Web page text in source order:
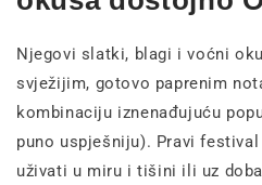
Njegovi slatki, blagi i voćni
svježijim, gotovo paprenim
kombinaciju iznenađujuću
puno uspješniju). Pravi
uživati u miru i tišini ili uz